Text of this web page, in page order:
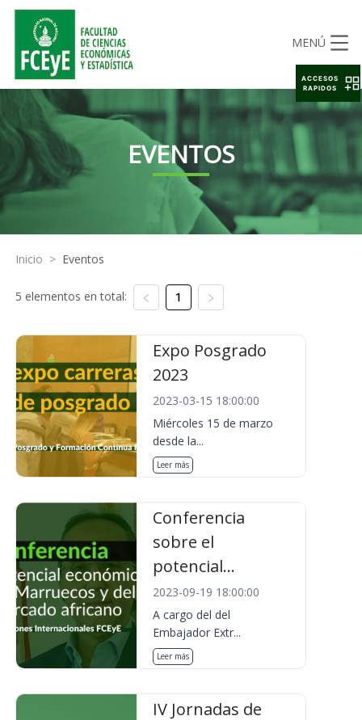
MENÚ
EVENTOS
Inicio > Eventos
5 elementos en total: 1
Expo Posgrado
2023
2023-03-15 18:00:00
Miércoles 15 de marzo
desde la...
Leer más
Conferencia
sobre el
potencial...
2023-09-19 18:00:00
A cargo del del
Embajador Extr...
Leer más
IV Jornadas de
ACCESOS
RAPIDOS